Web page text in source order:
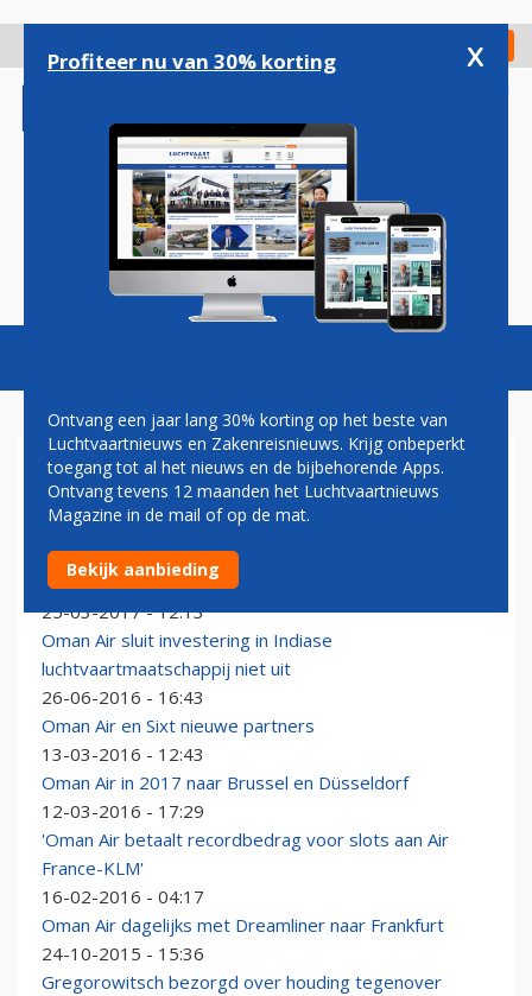
gaan
Check in
Magazine Podcasts Vacatures
GREGOROWITSCH
Oman Air gaat nauwe samenwerking aan met
Lufthansa
25-03-2017 - 12:13
Oman Air sluit investering in Indiase
luchtvaartmaatschappij niet uit
26-06-2016 - 16:43
Oman Air en Sixt nieuwe partners
13-03-2016 - 12:43
Oman Air in 2017 naar Brussel en Düsseldorf
12-03-2016 - 17:29
'Oman Air betaalt recordbedrag voor slots aan Air
France-KLM'
16-02-2016 - 04:17
Oman Air dagelijks met Dreamliner naar Frankfurt
24-10-2015 - 15:36
Gregorowitsch bezorgd over houding tegenover
Profiteer nu van 30% korting x
Ontvang een jaar lang 30% korting op het beste van
Luchtvaartnieuws en Zakenreisnieuws. Krijg onbeperkt
toegang tot al het nieuws en de bijbehorende Apps.
Ontvang tevens 12 maanden het Luchtvaartnieuws
Magazine in de mail of op de mat.
Bekijk aanbieding